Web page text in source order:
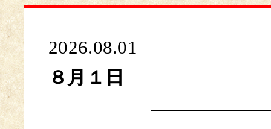
2026.08.01
８月１日